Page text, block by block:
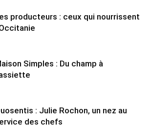
producteurs : ceux qui nourrissent
Simples : Du champ à
: Julie Rochon, un nez au
des chefs